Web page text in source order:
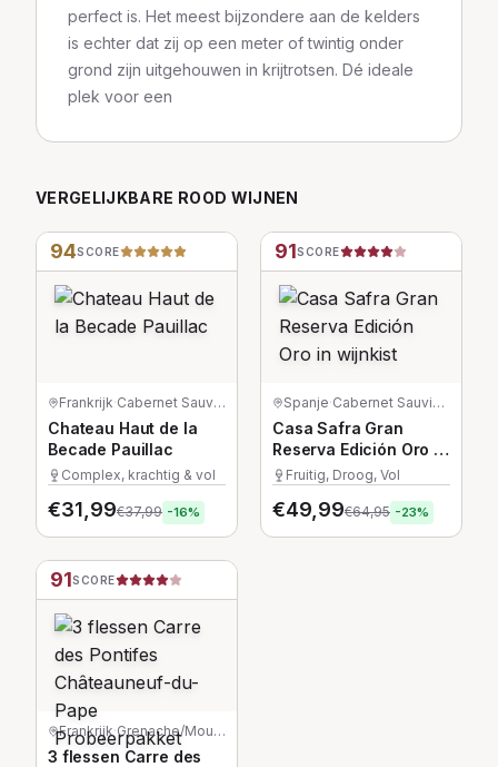
perfect is. Het meest bijzondere aan de kelders
is echter dat zij op een meter of twintig onder
grond zijn uitgehouwen in krijtrotsen. Dé ideale
plek voor een
VERGELIJKBARE ROOD WIJNEN
94SCORE
Frankrijk· Cabernet Sauvignon/Merlot/Petit Verdot
Chateau Haut de la
Becade Pauillac
Complex, krachtig & vol
€31,99€37,99 -16%
91SCORE
Spanje· Cabernet Sauvignon/Garnacha/Tempranillo
Casa Safra Gran
Reserva Edición Oro in
wijnkist
Fruitig, Droog, Vol
€49,99€64,95 -23%
91SCORE
Frankrijk· Grenache/Mourvèdre/Syrah
3 flessen Carre des